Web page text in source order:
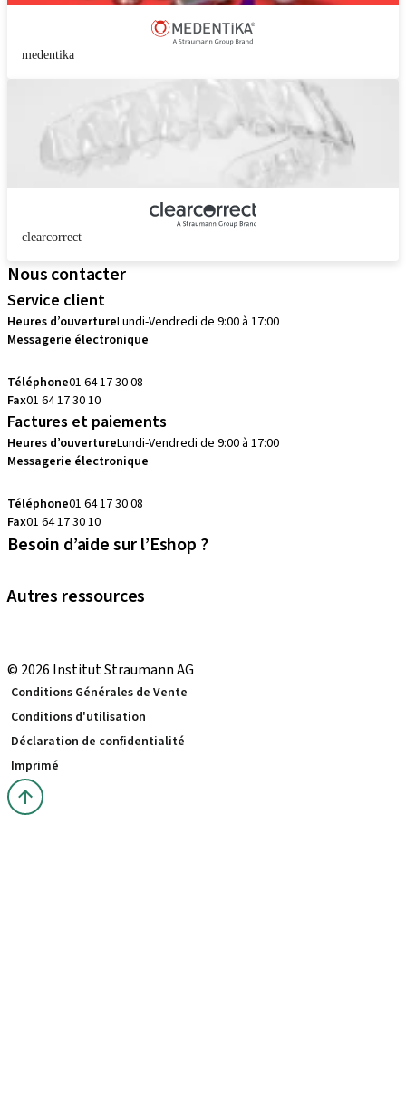
medentika
clearcorrect
Nous contacter
Service client
Heures d’ouvertureLundi-Vendredi de 9:00 à 17:00
Messagerie électronique
Téléphone01 64 17 30 08
Fax01 64 17 30 10
Factures et paiements
Heures d’ouvertureLundi-Vendredi de 9:00 à 17:00
Messagerie électronique
Téléphone01 64 17 30 08
Fax01 64 17 30 10
Besoin d’aide sur l’Eshop ?
Autres ressources
© 2026 Institut Straumann AG
Conditions Générales de Vente
Conditions d'utilisation
Déclaration de confidentialité
Imprimé